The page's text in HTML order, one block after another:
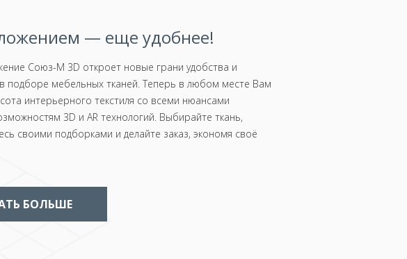
— еще удобнее!
Союз-М 3D откроет новые грани удобства и
в подборе мебельных тканей. Теперь в любом месте Вам
интерьерного текстиля со всеми нюансами
3D и AR технологий. Выбирайте ткань,
своими подборками и делайте заказ, экономя своё
БОЛЬШЕ